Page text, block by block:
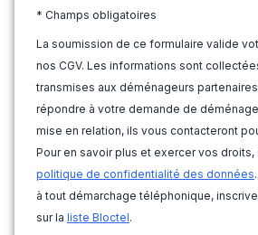
* Champs obligatoires
La soumission de ce formulaire valide
nos CGV. Les informations sont
transmises aux déménageurs
répondre à votre demande de
mise en relation, ils vous contacteront
Pour en savoir plus et exercer vos
politique de confidentialité des données
à tout démarchage téléphonique,
sur la liste Bloctel.